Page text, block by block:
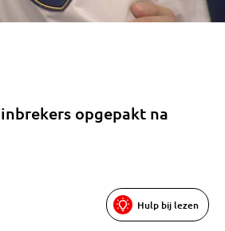
opgepakt na
Hulp bij lezen